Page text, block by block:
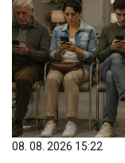
08. 08. 2026 15:22